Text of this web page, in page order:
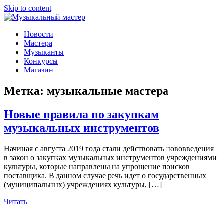
Skip to content
Музыкальный мастер
О мастерах музыкальных инструментов и музыкантах
Новости
Мастера
Музыканты
Конкурсы
Магазин
Метка: музыкальные мастера
Новые правила по закупкам
музыкальных инструментов
Начиная с августа 2019 года стали действовать нововведения
в закон о закупках музыкальных инструментов учреждениями
культуры, которые направлены на упрощение поисков
поставщика. В данном случае речь идет о государственных
(муниципальных) учреждениях культуры, […]
Читать